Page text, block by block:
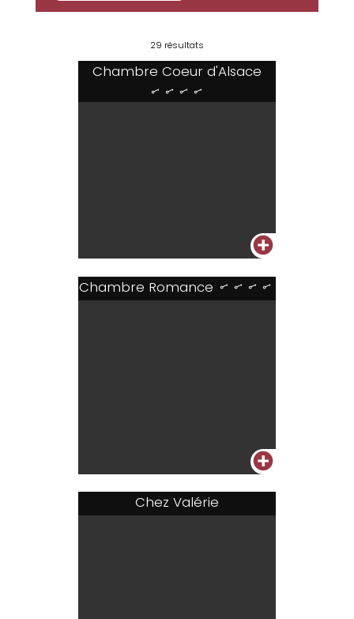
29 résultats
Chambre Coeur d'Alsace
....
+
Chambre Romance ....
+
Chez Valérie